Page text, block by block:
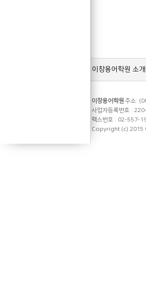
이창용어학원 소개
이창용어학원 주소:
사업자등록번호 :
팩스번호 : 02-557-
Copyright (c) 2015